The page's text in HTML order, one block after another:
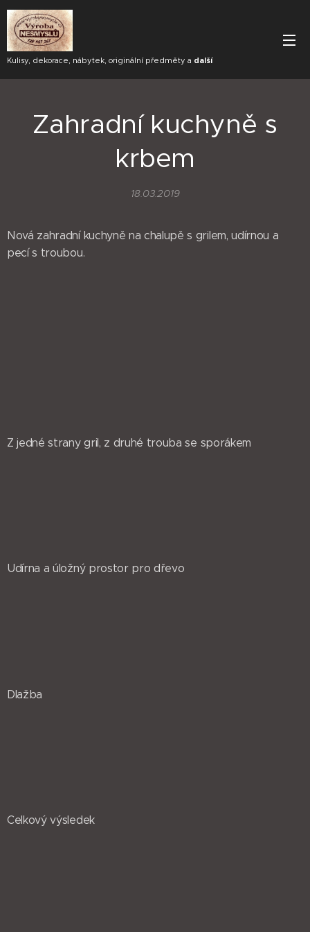
Kulisy, dekorace, nábytek, originální předměty a další
Zahradní kuchyně s
krbem
18.03.2019
Nová zahradní kuchyně na chalupě s grilem, udírnou a
pecí s troubou.
Z jedné strany gril, z druhé trouba se sporákem
Udírna a úložný prostor pro dřevo
Dlažba
Celkový výsledek